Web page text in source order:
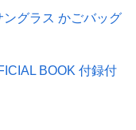
ングラス かごバッグ
BOOK 付録付